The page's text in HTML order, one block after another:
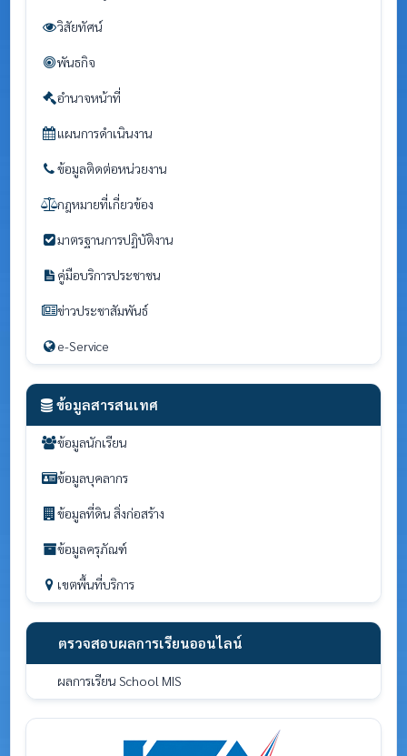
วิสัยทัศน์
พันธกิจ
อำนาจหน้าที่
แผนการดำเนินงาน
ข้อมูลติดต่อหน่วยงาน
กฎหมายที่เกี่ยวข้อง
มาตรฐานการปฏิบัติงาน
คู่มือบริการประชาชน
ข่าวประชาสัมพันธ์
e-Service
ข้อมูลสารสนเทศ
ข้อมูลนักเรียน
ข้อมูลบุคลากร
ข้อมูลที่ดิน สิ่งก่อสร้าง
ข้อมูลครุภัณฑ์
เขตพื้นที่บริการ
ตรวจสอบผลการเรียนออนไลน์
ผลการเรียน School MIS